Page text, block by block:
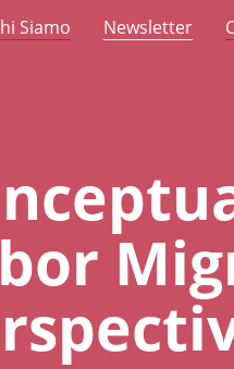
Siamo Newsletter